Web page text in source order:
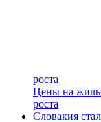
роста
Цены на
роста
Словакия